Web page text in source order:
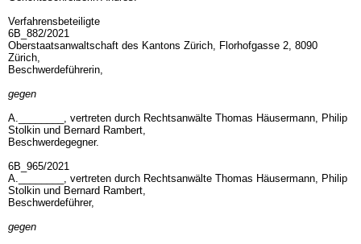
Verfahrensbeteiligte
6B_882/2021
Oberstaatsanwaltschaft des Kantons Zürich, Florhofgasse 2, 8090
Zürich,
Beschwerdeführerin,
gegen
A.________, vertreten durch Rechtsanwälte Thomas Häusermann, Philip
Stolkin und Bernard Rambert,
Beschwerdegegner.
6B_965/2021
A.________, vertreten durch Rechtsanwälte Thomas Häusermann, Philip
Stolkin und Bernard Rambert,
Beschwerdeführer,
gegen